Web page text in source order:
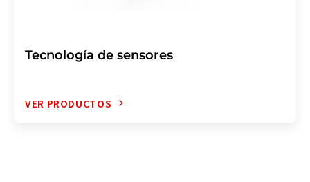
Tecnología de sensores
VER PRODUCTOS